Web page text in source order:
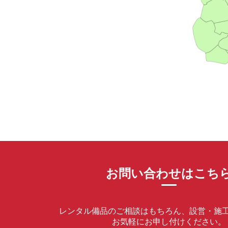
お問い合わせはこち
レンタル備品のご相談はもちろん、設営・施
お気軽にお申し付けください。